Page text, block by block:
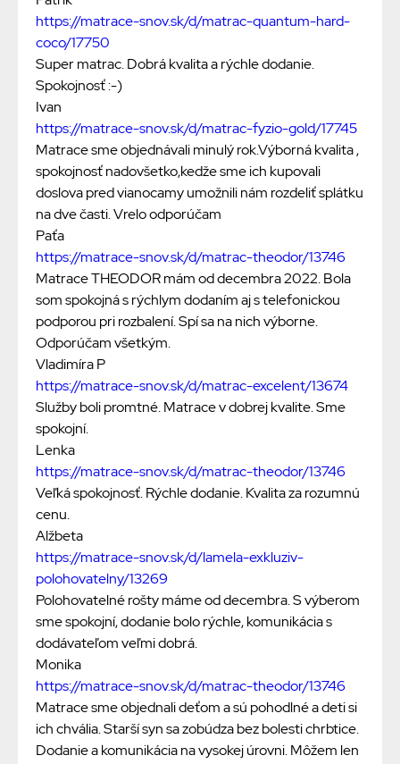
https://matrace-snov.sk/d/matrac-quantum-hard-
coco/17750
Super matrac. Dobrá kvalita a rýchle dodanie.
Spokojnosť :-)
Ivan
https://matrace-snov.sk/d/matrac-fyzio-gold/17745
Matrace sme objednávali minulý rok.Výborná kvalita ,
spokojnosť nadovšetko,kedže sme ich kupovali
doslova pred vianocamy umožnili nám rozdeliť splátku
na dve časti. Vrelo odporúčam
Paťa
https://matrace-snov.sk/d/matrac-theodor/13746
Matrace THEODOR mám od decembra 2022. Bola
som spokojná s rýchlym dodaním aj s telefonickou
podporou pri rozbalení. Spí sa na nich výborne.
Odporúčam všetkým.
Vladimíra P
https://matrace-snov.sk/d/matrac-excelent/13674
Služby boli promtné. Matrace v dobrej kvalite. Sme
spokojní.
Lenka
https://matrace-snov.sk/d/matrac-theodor/13746
Veľká spokojnosť. Rýchle dodanie. Kvalita za rozumnú
cenu.
Alžbeta
https://matrace-snov.sk/d/lamela-exkluziv-
polohovatelny/13269
Polohovatelné rošty máme od decembra. S výberom
sme spokojní, dodanie bolo rýchle, komunikácia s
dodávateľom veľmi dobrá.
Monika
https://matrace-snov.sk/d/matrac-theodor/13746
Matrace sme objednali deťom a sú pohodlné a deti si
ich chvália. Starší syn sa zobúdza bez bolesti chrbtice.
Dodanie a komunikácia na vysokej úrovni. Môžem len